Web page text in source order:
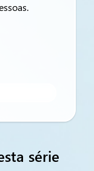
série